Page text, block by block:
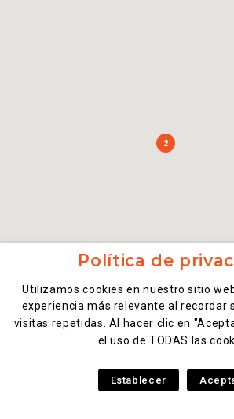
2
Política de
Utilizamos cookies en nuestro sitio
experiencia más relevante al recordar
visitas repetidas. Al hacer clic en
el uso de TODAS las
Establecer